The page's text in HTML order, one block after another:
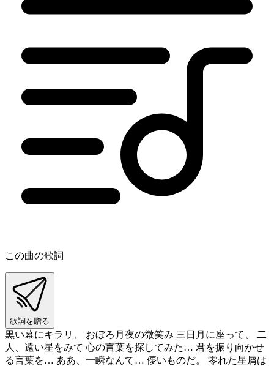
この曲の歌詞
歌詞を贈る
黒い幕にキラリ、 おぼろ月夜の微笑み 三日月に座って、 二
人、遠い星をみて 心の言葉を探してみた… 君を振り向かせ
る言葉を… ああ、一瞬なんて… 儚いものだ。 零れた星屑は